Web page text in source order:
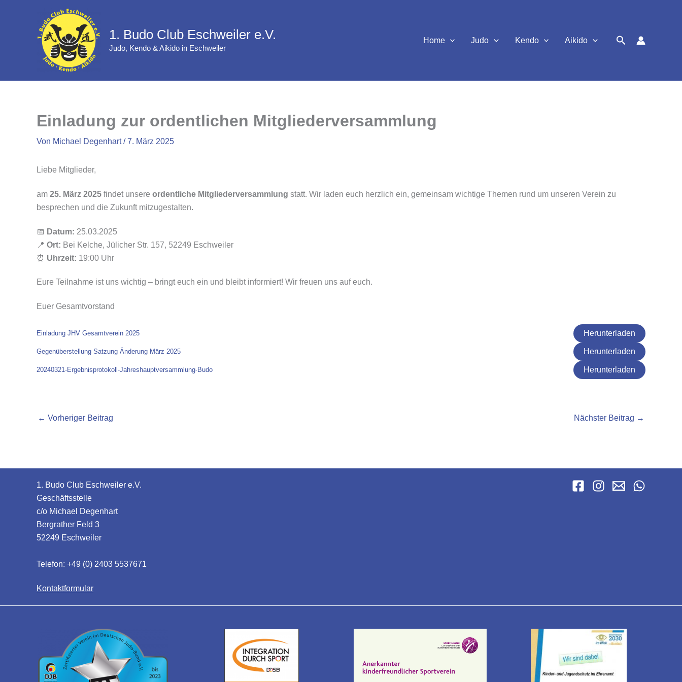
1. Budo Club Eschweiler e.V.
Judo, Kendo & Aikido in Eschweiler
Home Judo Kendo Aikido Suchen
Einladung zur ordentlichen Mitgliederversammlung
Von Michael Degenhart/7. März 2025
Liebe Mitglieder,
am 25. März 2025 findet unsere ordentliche Mitgliederversammlung statt. Wir laden euch herzlich ein, gemeinsam wichtige Themen rund um unseren Verein zu
besprechen und die Zukunft mitzugestalten.
📅 Datum: 25.03.2025
📍 Ort: Bei Kelche, Jülicher Str. 157, 52249 Eschweiler
⏰ Uhrzeit: 19:00 Uhr
Eure Teilnahme ist uns wichtig – bringt euch ein und bleibt informiert! Wir freuen uns auf euch.
Euer Gesamtvorstand
Einladung JHV Gesamtverein 2025 Herunterladen
Gegenüberstellung Satzung Änderung März 2025 Herunterladen
20240321-Ergebnisprotokoll-Jahreshauptversammlung-Budo Herunterladen
← Vorheriger Beitrag Nächster Beitrag →
1. Budo Club Eschweiler e.V.
Geschäftsstelle
c/o Michael Degenhart
Bergrather Feld 3
52249 Eschweiler
Telefon: +49 (0) 2403 5537671
Kontaktformular